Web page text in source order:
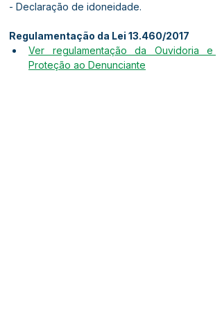
- Declaração de idoneidade.
Regulamentação da Lei 13.460/2017
Ver regulamentação da Ouvidoria e
Proteção ao Denunciante